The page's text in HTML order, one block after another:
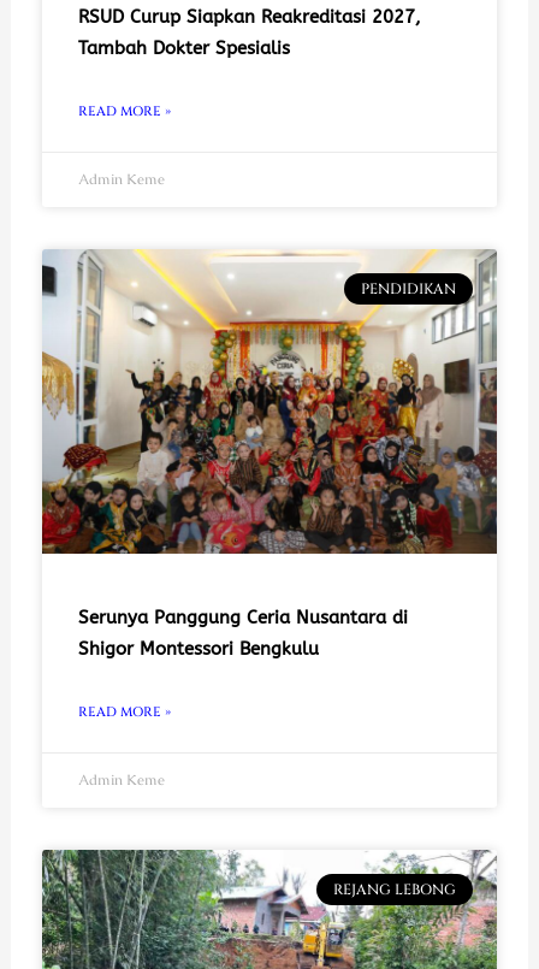
RSUD Curup Siapkan Reakreditasi 2027,
Tambah Dokter Spesialis
READ MORE »
Admin Keme
PENDIDIKAN
Serunya Panggung Ceria Nusantara di
Shigor Montessori Bengkulu
READ MORE »
Admin Keme
REJANG LEBONG